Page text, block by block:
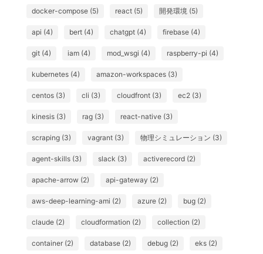
docker-compose (5) react (5) 開発環境 (5)
api (4) bert (4) chatgpt (4) firebase (4)
git (4) iam (4) mod_wsgi (4) raspberry-pi (4)
kubernetes (4) amazon-workspaces (3)
centos (3) cli (3) cloudfront (3) ec2 (3)
kinesis (3) rag (3) react-native (3)
scraping (3) vagrant (3) 物理シミュレーション (3)
agent-skills (3) slack (3) activerecord (2)
apache-arrow (2) api-gateway (2)
aws-deep-learning-ami (2) azure (2) bug (2)
claude (2) cloudformation (2) collection (2)
container (2) database (2) debug (2) eks (2)